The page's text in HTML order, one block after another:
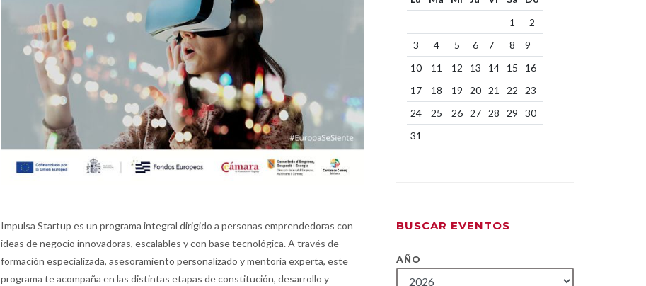
Impulsa Startup es un programa integral dirigido a personas emprendedoras con
ideas de negocio innovadoras, escalables y con base tecnológica. A través de
formación especializada, asesoramiento personalizado y mentoría experta, este
programa te acompaña en las distintas etapas de constitución, desarrollo y
1
2
3
4 5 6 7 8
9
10
11 12 13 14 15
16
17
18 19 20 21 22
23
24
25 26 27 28 29
30
31
BUSCAR EVENTOS
AÑO